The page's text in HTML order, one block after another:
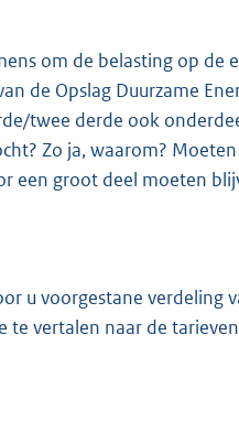
om de belasting op de
de Opslag Duurzame
twee derde ook
Zo ja, waarom?
een groot deel moeten
u voorgestane verdeling
te vertalen naar de